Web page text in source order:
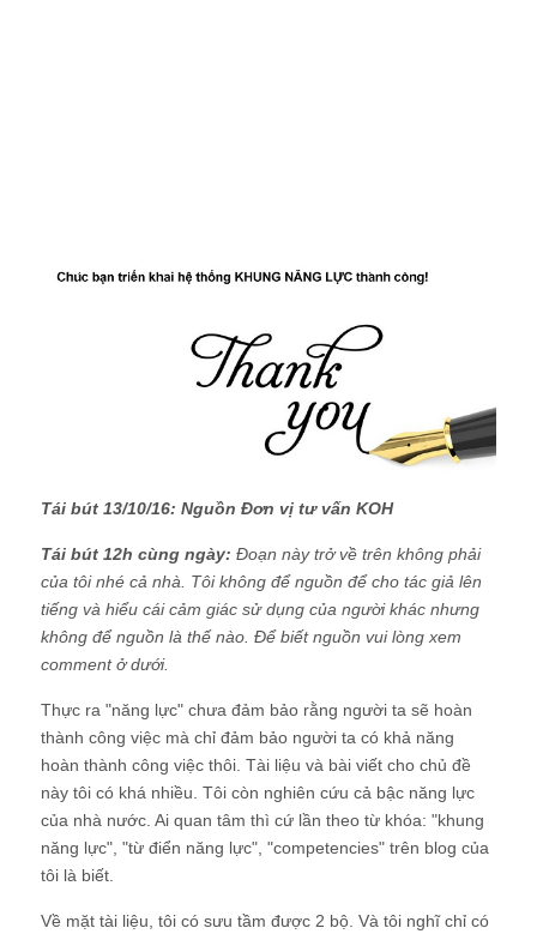
Tái bút 13/10/16: Nguồn Đơn vị tư vấn KOH
Đoạn này trở về trên không phải
của tôi nhé cả nhà. Tôi không để nguồn để cho tác giả lên
tiếng và hiểu cái cảm giác sử dụng của người khác nhưng
comment ở dưới.
Thực ra "năng lực" chưa đảm bảo rằng người ta sẽ hoàn
thành công việc mà chỉ đảm bảo người ta có khả năng
hoàn thành công việc thôi. Tài liệu và bài viết cho chủ đề
này tôi có khá nhiều. Tôi còn nghiên cứu cả bậc năng lực
của nhà nước. Ai quan tâm thì cứ lần theo từ khóa: "khung
năng lực", "từ điển năng lực", "competencies" trên blog của
tôi là biết.
Về mặt tài liệu, tôi có sưu tầm được 2 bộ. Và tôi nghĩ chỉ có
2 bộ này là full và đầy đủ nhất rồi: